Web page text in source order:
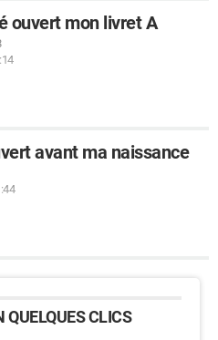
ouvert mon livret A
avant ma naissance
QUELQUES CLICS